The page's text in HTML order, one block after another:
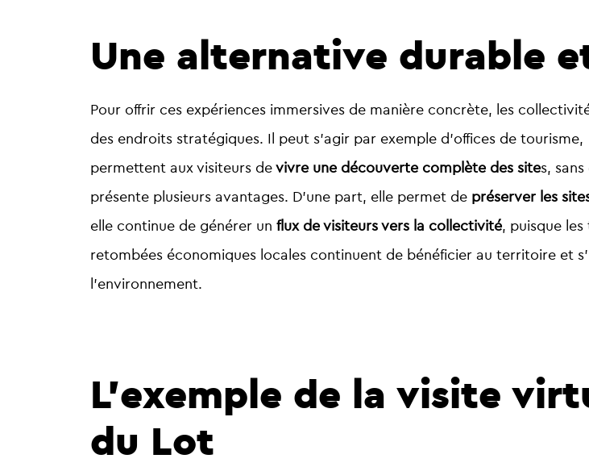
Une alternative durable
Pour offrir ces expériences immersives de manière concrète, les
des endroits stratégiques. Il peut s’agir par exemple d’offices de
permettent aux visiteurs devivre une découverte complète des sites,
présente plusieurs avantages. D’une part, elle permet de préserver les
elle continue de générer un flux de visiteurs vers la collectivité, puisque
retombées économiques locales continuent de bénéficier au territoire et
l’environnement.
L’exemple de la visite
du Lot